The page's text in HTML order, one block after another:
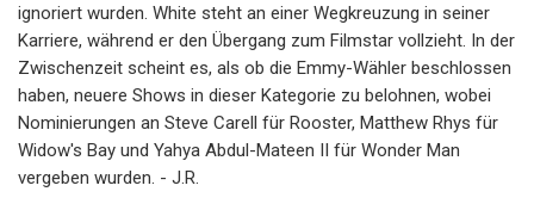
ignoriert wurden. White steht an einer Wegkreuzung in seiner
Karriere, während er den Übergang zum Filmstar vollzieht. In der
Zwischenzeit scheint es, als ob die Emmy-Wähler beschlossen
haben, neuere Shows in dieser Kategorie zu belohnen, wobei
Nominierungen an Steve Carell für Rooster, Matthew Rhys für
Widow's Bay und Yahya Abdul-Mateen II für Wonder Man
vergeben wurden. - J.R.